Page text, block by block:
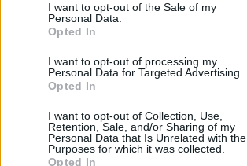
I want to opt-out of the Sale of my
Personal Data.
Opted In
I want to opt-out of processing my
Personal Data for Targeted Advertising.
Opted In
I want to opt-out of Collection, Use,
Retention, Sale, and/or Sharing of my
Personal Data that Is Unrelated with the
Purposes for which it was collected.
Opted In
Prima sport - co nabídne v prvním
O webu parabola.cz•O souborech cookies•
Dovolená u moře•Bazény